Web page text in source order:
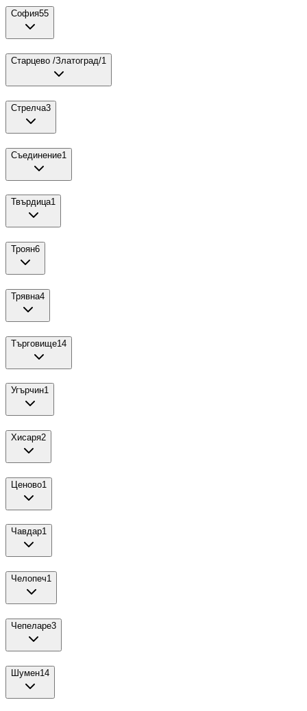
София55
Старцево /Златоград/1
Стрелча3
Съединение1
Твърдица1
Троян6
Трявна4
Търговище14
Угърчин1
Хисаря2
Ценово1
Чавдар1
Челопеч1
Чепеларе3
Шумен14